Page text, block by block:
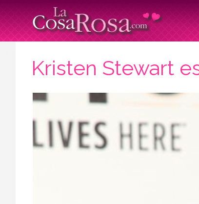
Kristen Stewart